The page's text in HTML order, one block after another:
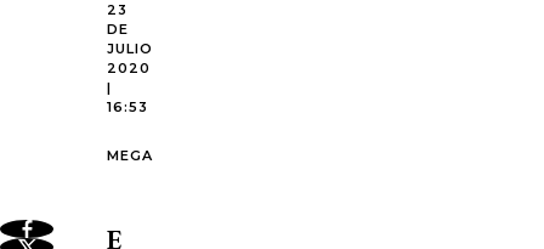
23
DE
JULIO
2020
|
16:53
MEGA
E